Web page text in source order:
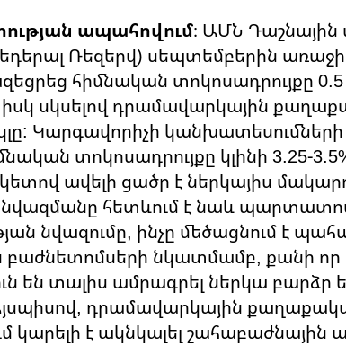
ապահովում։ ԱՄՆ
Ռեզերվ) սեպտեմբերին
հիմնական տոկոսադրույքը
սկսելով դրամավարկային
Կարգավորիչի
տոկոսադրույքը կլինի 3.25-
ավելի ցածր է ներկայիս
նվազմանը հետևում է նաև
նվազումը, ինչը մեծացնում է
բաժնետոմսերի նկատմամբ, քանի որ
են տալիս ամրագրել ներկա բարձր
դրամավարկային
կարելի է ակնկալել շահաբաժնային